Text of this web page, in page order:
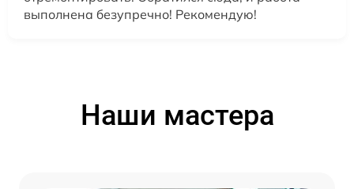
выполнена безупречно! Рекомендую!
Наши мастера